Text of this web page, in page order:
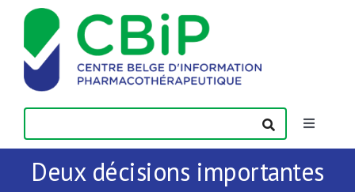
Passer
contenu
Toggle
Actualités
Deux décisions importantes